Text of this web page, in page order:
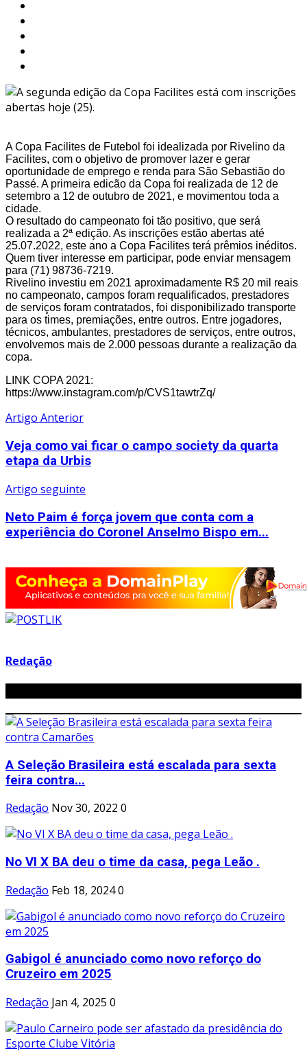
A Copa Facilites de Futebol foi idealizada por Rivelino da
Facilites, com o objetivo de promover lazer e gerar
oportunidade de emprego e renda para São Sebastião do
Passé. A primeira edicão da Copa foi realizada de 12 de
setembro a 12 de outubro de 2021, e movimentou toda a
cidade.
O resultado do campeonato foi tão positivo, que será
realizada a 2ª edição. As inscrições estão abertas até
25.07.2022, este ano a Copa Facilites terá prêmios inéditos.
Quem tiver interesse em participar, pode enviar mensagem
para (71) 98736-7219.
Rivelino investiu em 2021 aproximadamente R$ 20 mil reais
no campeonato, campos foram requalificados, prestadores
de serviços foram contratados, foi disponibilizado transporte
para os times, premiações, entre outros. Entre jogadores,
técnicos, ambulantes, prestadores de serviços, entre outros,
envolvemos mais de 2.000 pessoas durante a realização da
copa.
LINK COPA 2021:
https://www.instagram.com/p/CVS1tawtrZq/
Artigo Anterior
Veja como vai ficar o campo society da quarta
etapa da Urbis
Artigo seguinte
Neto Paim é força jovem que conta com a
experiência do Coronel Anselmo Bispo em...
Redação
A Seleção Brasileira está escalada para sexta
feira contra...
Redação Nov 30, 2022 0
No VI X BA deu o time da casa, pega Leão .
Redação Feb 18, 20240
Gabigol é anunciado como novo reforço do
Cruzeiro em 2025
Redação Jan 4, 2025 0